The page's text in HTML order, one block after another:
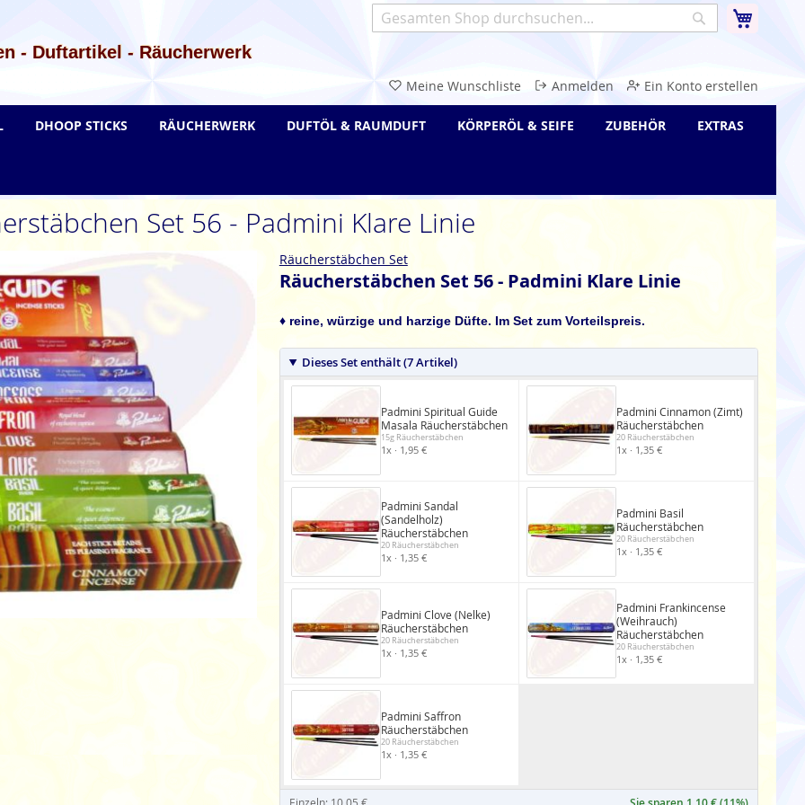
Suche
- Duftartikel - Räucherwerk
Meine Wunschliste Anmelden Ein Konto erstellen
Set 56 - Padmini Klare Linie
Räucherstäbchen Set
Räucherstäbchen Set 56 - Padmini Klare Linie
♦ reine, würzige und harzige Düfte. Im Set zum Vorteilspreis.
Dieses Set enthält (7 Artikel)
Padmini Spiritual Guide
Masala Räucherstäbchen
15g Räucherstäbchen
1x · 1,95 €
Padmini Cinnamon (Zimt)
Räucherstäbchen
20 Räucherstäbchen
1x · 1,35 €
Padmini Sandal
(Sandelholz)
Räucherstäbchen
20 Räucherstäbchen
1x · 1,35 €
Padmini Basil
Räucherstäbchen
20 Räucherstäbchen
1x · 1,35 €
Padmini Clove (Nelke)
Räucherstäbchen
20 Räucherstäbchen
1x · 1,35 €
Padmini Frankincense
(Weihrauch)
Räucherstäbchen
20 Räucherstäbchen
1x · 1,35 €
Padmini Saffron
Räucherstäbchen
20 Räucherstäbchen
1x · 1,35 €
DHOOP STICKS RÄUCHERWERK DUFTÖL & RAUMDUFT KÖRPERÖL & SEIFE ZUBEHÖR EXTRAS